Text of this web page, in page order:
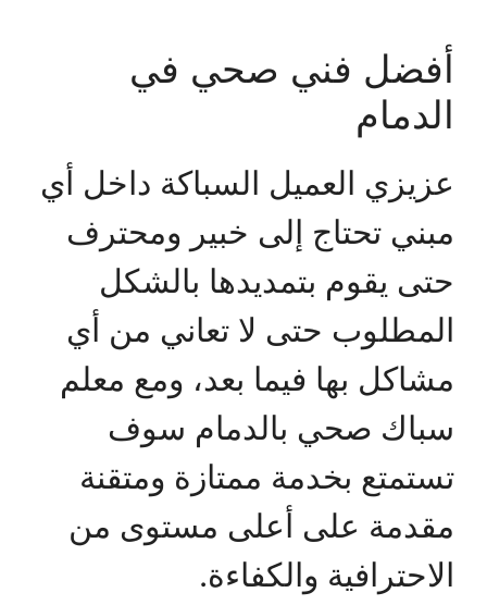
أفضل فني صحي في
الدمام
عزيزي العميل السباكة داخل أي
مبني تحتاج إلى خبير ومحترف
حتى يقوم بتمديدها بالشكل
المطلوب حتى لا تعاني من أي
مشاكل بها فيما بعد، ومع معلم
سباك صحي بالدمام سوف
تستمتع بخدمة ممتازة ومتقنة
مقدمة على أعلى مستوى من
الاحترافية والكفاءة.